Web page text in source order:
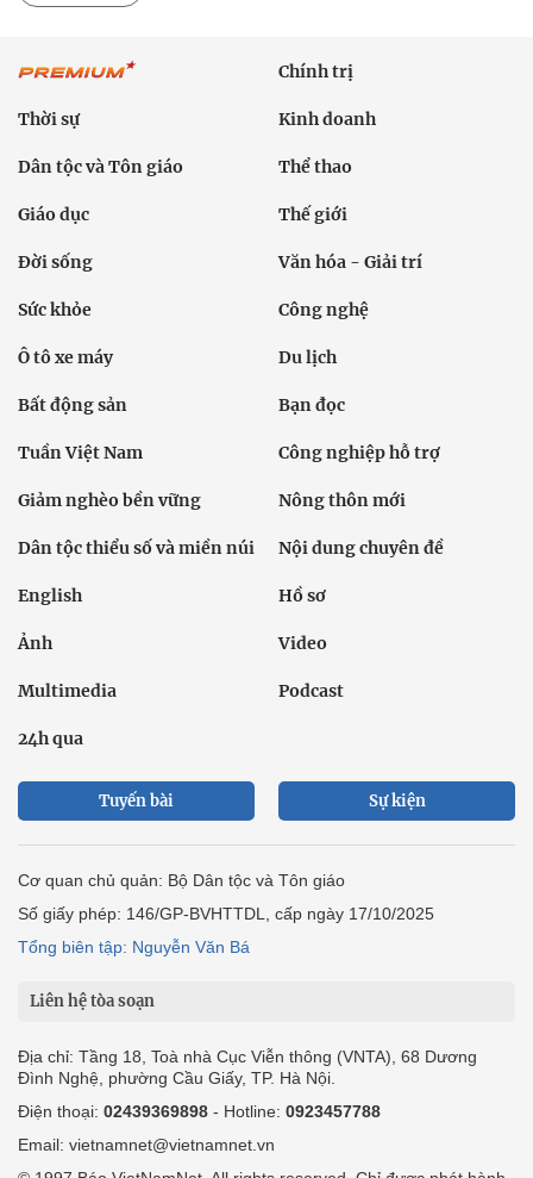
Chính trị
Thời sự Kinh doanh
Dân tộc và Tôn giáo Thể thao
Giáo dục Thế giới
Đời sống Văn hóa - Giải trí
Sức khỏe Công nghệ
Ô tô xe máy Du lịch
Bất động sản Bạn đọc
Tuần Việt Nam Công nghiệp hỗ trợ
Giảm nghèo bền vững Nông thôn mới
Dân tộc thiểu số và miền núi Nội dung chuyên đề
English Hồ sơ
Ảnh Video
Multimedia Podcast
24h qua
Tuyến bài Sự kiện
Cơ quan chủ quản: Bộ Dân tộc và Tôn giáo
Số giấy phép: 146/GP-BVHTTDL, cấp ngày 17/10/2025
Tổng biên tập: Nguyễn Văn Bá
Liên hệ tòa soạn
Địa chỉ: Tầng 18, Toà nhà Cục Viễn thông (VNTA), 68 Dương
Đình Nghệ, phường Cầu Giấy, TP. Hà Nội.
Điện thoại: 02439369898 - Hotline: 0923457788
Email: vietnamnet@vietnamnet.vn